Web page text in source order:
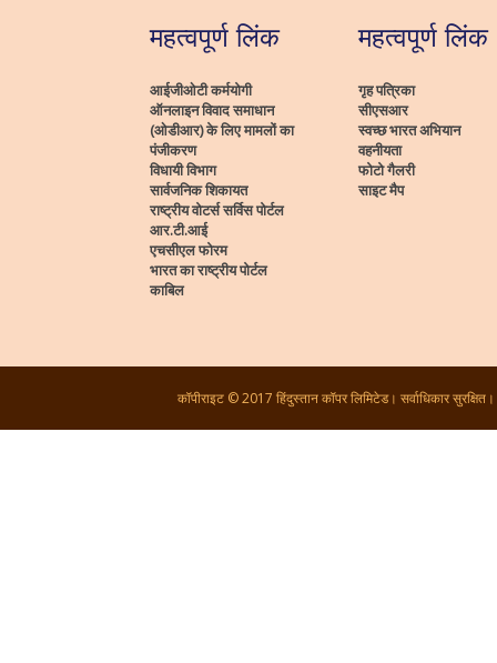
महत्वपूर्ण लिंक
आईजीओटी कर्मयोगी
ऑनलाइन विवाद समाधान
(ओडीआर) के लिए मामलों का
पंजीकरण
विधायी विभाग
सार्वजनिक शिकायत
राष्ट्रीय वोटर्स सर्विस पोर्टल
आर.टी.आई
एचसीएल फोरम
भारत का राष्ट्रीय पोर्टल
काबिल
महत्वपूर्ण लिंक
गृह पत्रिका
सीएसआर
स्वच्छ भारत अभियान
वहनीयता
फोटो गैलरी
साइट मैप
कॉपीराइट © 2017 हिंदुस्तान कॉपर लिमिटेड। सर्वाधिकार सुरक्षित।